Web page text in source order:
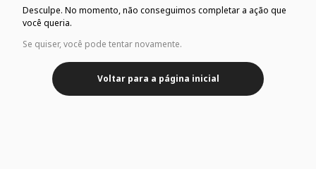
Desculpe. No momento, não conseguimos completar a ação que
você queria.
Se quiser, você pode tentar novamente.
Voltar para a página inicial